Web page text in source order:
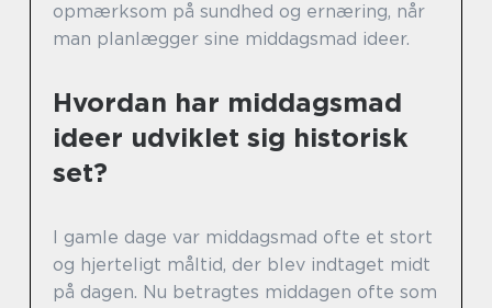
opmærksom på sundhed og ernæring, når
man planlægger sine middagsmad ideer.
Hvordan har middagsmad
ideer udviklet sig historisk
set?
I gamle dage var middagsmad ofte et stort
og hjerteligt måltid, der blev indtaget midt
på dagen. Nu betragtes middagen ofte som